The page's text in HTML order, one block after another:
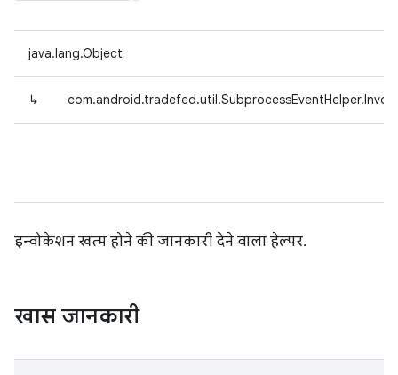
java.lang.Object
↳
इन्वोकेशन खत्म होने की जानकारी देने वाला हेल्पर.
खास जानकारी